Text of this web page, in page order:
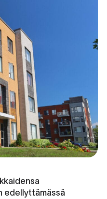
edellyttämässä